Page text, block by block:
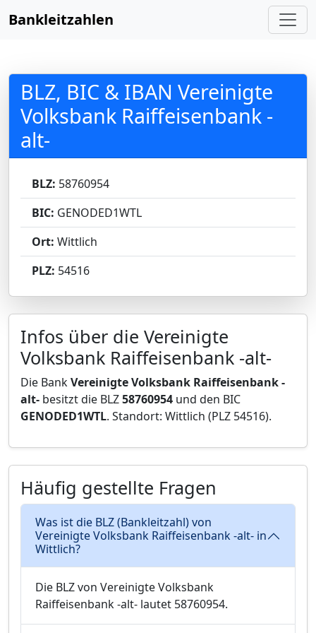
Bankleitzahlen
BLZ, BIC & IBAN Vereinigte
Volksbank Raiffeisenbank -
alt-
BLZ: 58760954
BIC: GENODED1WTL
Ort: Wittlich
PLZ: 54516
Infos über die Vereinigte
Volksbank Raiffeisenbank -alt-
Die BankVereinigte Volksbank Raiffeisenbank -
alt- besitzt die BLZ58760954 und den BIC
GENODED1WTL. Standort: Wittlich (PLZ 54516).
Häufig gestellte Fragen
Was ist die BLZ (Bankleitzahl) von
Vereinigte Volksbank Raiffeisenbank -alt- in
Wittlich?
Die BLZ von Vereinigte Volksbank
Raiffeisenbank -alt- lautet 58760954.